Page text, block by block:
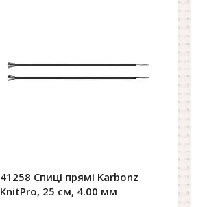
41258 Спиці прямі Karbonz
KnitPro, 25 см, 4.00 мм